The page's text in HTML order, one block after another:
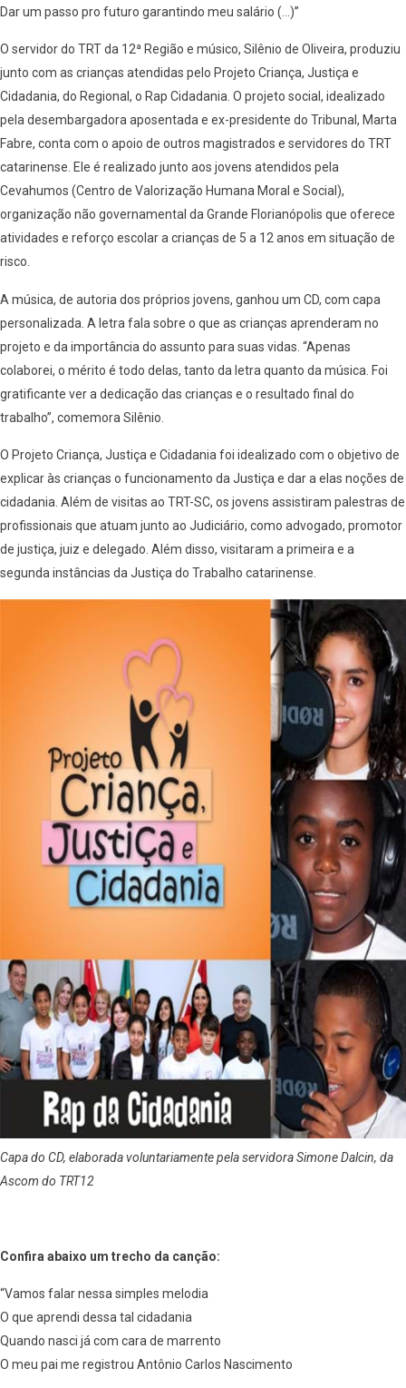
Dar um passo pro futuro garantindo meu salário (…)”
O servidor do TRT da 12ª Região e músico, Silênio de Oliveira, produziu
junto com as crianças atendidas pelo Projeto Criança, Justiça e
Cidadania, do Regional, o Rap Cidadania. O projeto social, idealizado
pela desembargadora aposentada e ex-presidente do Tribunal, Marta
Fabre, conta com o apoio de outros magistrados e servidores do TRT
catarinense. Ele é realizado junto aos jovens atendidos pela
Cevahumos (Centro de Valorização Humana Moral e Social),
organização não governamental da Grande Florianópolis que oferece
atividades e reforço escolar a crianças de 5 a 12 anos em situação de
risco.
A música, de autoria dos próprios jovens, ganhou um CD, com capa
personalizada. A letra fala sobre o que as crianças aprenderam no
projeto e da importância do assunto para suas vidas. “Apenas
colaborei, o mérito é todo delas, tanto da letra quanto da música. Foi
gratificante ver a dedicação das crianças e o resultado final do
trabalho”, comemora Silênio.
O Projeto Criança, Justiça e Cidadania foi idealizado com o objetivo de
explicar às crianças o funcionamento da Justiça e dar a elas noções de
cidadania. Além de visitas ao TRT-SC, os jovens assistiram palestras de
profissionais que atuam junto ao Judiciário, como advogado, promotor
de justiça, juiz e delegado. Além disso, visitaram a primeira e a
segunda instâncias da Justiça do Trabalho catarinense.
Capa do CD, elaborada voluntariamente pela servidora Simone Dalcin, da
Ascom do TRT12
Confira abaixo um trecho da canção:
“Vamos falar nessa simples melodia
O que aprendi dessa tal cidadania
Quando nasci já com cara de marrento
O meu pai me registrou Antônio Carlos Nascimento